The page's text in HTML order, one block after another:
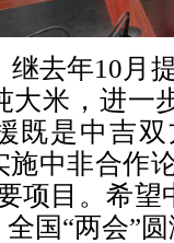
继去年10月
大米，进一
既是中吉
中非合作
项目。希
全国“两会”